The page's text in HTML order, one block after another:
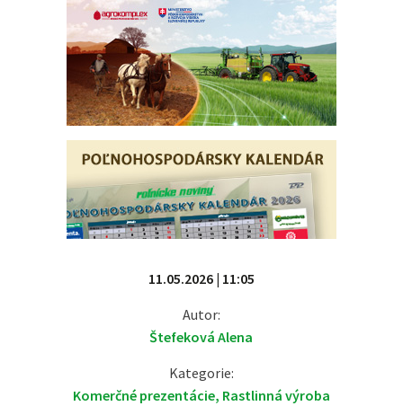
11.05.2026 | 11:05
Autor:
Štefeková Alena
Kategorie:
Komerčné prezentácie, Rastlinná výroba